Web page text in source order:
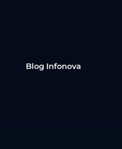
Blog Infonova